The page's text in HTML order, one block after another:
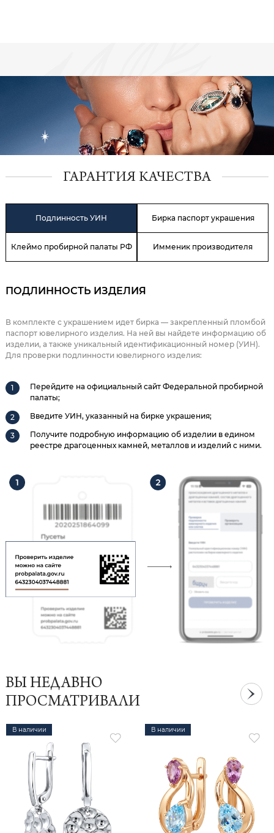
ГАРАНТИЯ КАЧЕСТВА
Подлинность УИН Бирка паспорт украшения
Клеймо пробирной палаты РФ Имменик производителя
ПОДЛИННОСТЬ ИЗДЕЛИЯ
В комплекте с украшением идет бирка — закрепленный пломбой
паспорт ювелирного изделия. На ней вы найдете информацию об
изделии, а также уникальный идентификационный номер (УИН).
Для проверки подлинности ювелирного изделия:
Перейдите на официальный сайт Федеральной пробирной
палаты;
Введите УИН, указанный на бирке украшения;
Получите подробную информацию об изделии в едином
реестре драгоценных камней, металлов и изделий с ними.
ВЫ НЕДАВНО
ПРОСМАТРИВАЛИ
В наличии В наличии